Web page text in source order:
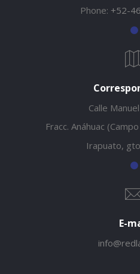
Phone: +52-
Calle
Fracc. Anáhuac
Irapuato,
E-